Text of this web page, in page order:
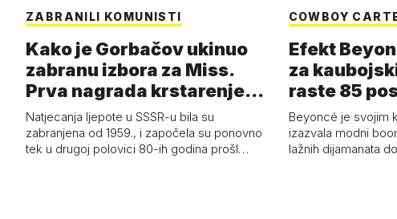
ZABRANILI KOMUNISTI
Kako je Gorbačov ukinuo
zabranu izbora za Miss.
Prva nagrada krstarenje
Jadran…
Natjecanja ljepote u SSSR-u bila su
zabranjena od 1959., i započela su ponovno
tek u drugoj polovici 80-ih godina prošl…
COWBOY
Efekt
za
raste 85
čizmama
Beyoncé je svojim
izazvala modni
lažnih dijamanata